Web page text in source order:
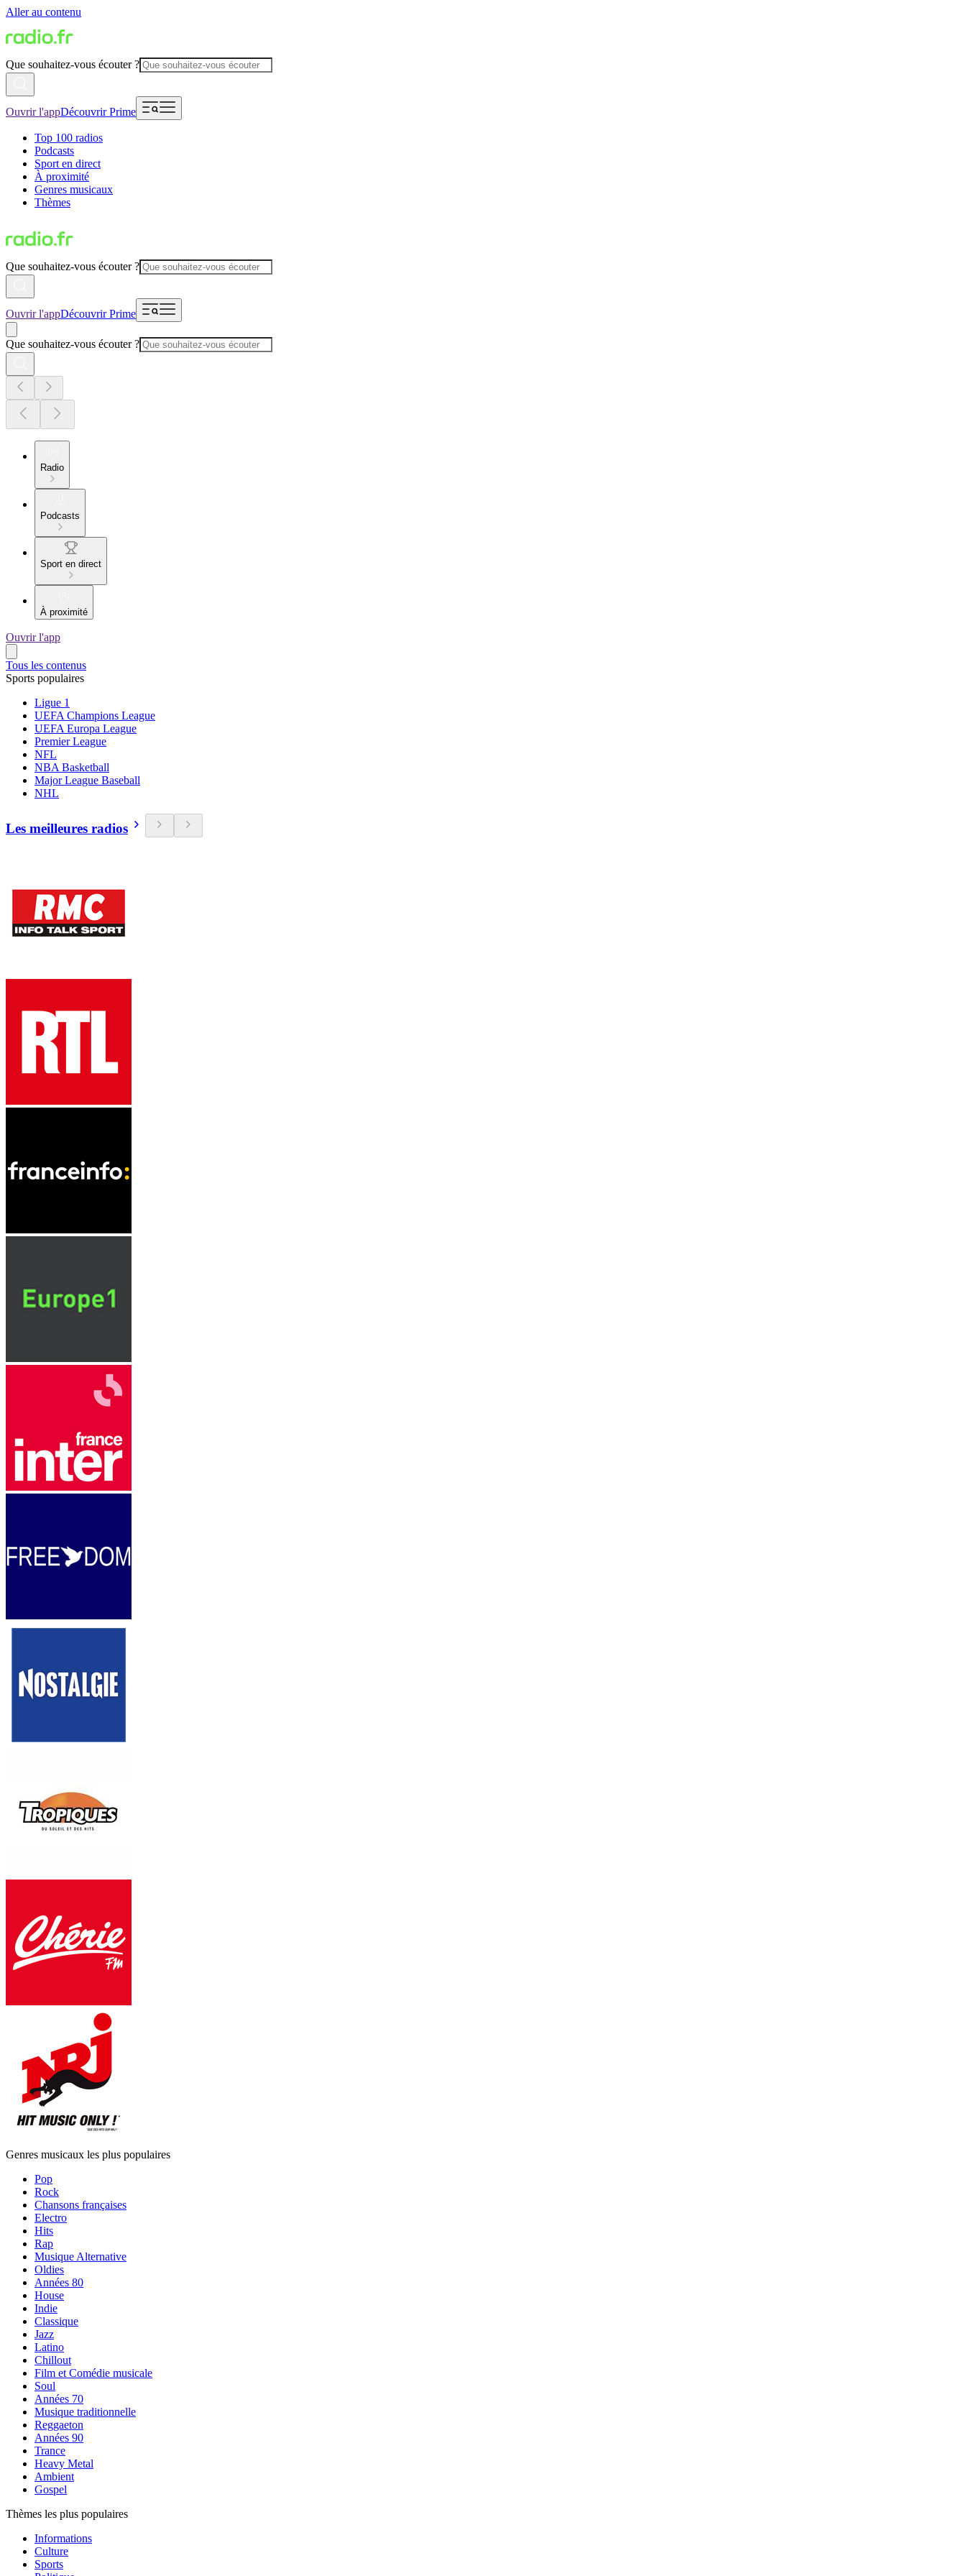
Aller au contenu
Que souhaitez-vous écouter ?
Ouvrir l'appDécouvrir Prime
Top 100 radios
Podcasts
Sport en direct
À proximité
Genres musicaux
Thèmes
Que souhaitez-vous écouter ?
Ouvrir l'appDécouvrir Prime
Que souhaitez-vous écouter ?
Radio
Podcasts
Sport en direct
À proximité
Ouvrir l'app
Tous les contenus
Sports populaires
Ligue 1
UEFA Champions League
UEFA Europa League
Premier League
NFL
NBA Basketball
Major League Baseball
NHL
Les meilleures radios
Genres musicaux les plus populaires
Pop
Rock
Chansons françaises
Electro
Hits
Rap
Musique Alternative
Oldies
Années 80
House
Indie
Classique
Jazz
Latino
Chillout
Film et Comédie musicale
Soul
Années 70
Musique traditionnelle
Reggaeton
Années 90
Trance
Heavy Metal
Ambient
Gospel
Thèmes les plus populaires
Informations
Culture
Sports